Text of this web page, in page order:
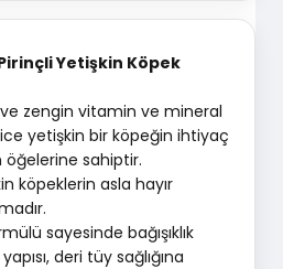
Yetişkin Köpek
zengin vitamin ve mineral
yetişkin bir köpeğin ihtiyaç
sahiptir.
köpeklerin asla hayır
sayesinde bağışıklık
deri tüy sağlığına